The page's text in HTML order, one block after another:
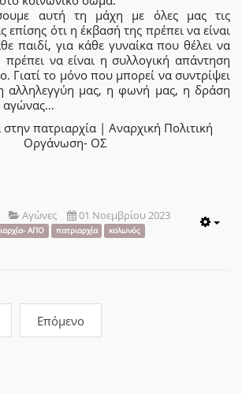
αυτή τη μάχη με όλες μας τις
επίσης ότι η έκβασή της πρέπει να είναι
παιδί, για κάθε γυναίκα που θέλει να
να είναι η συλλογική απάντηση
Γιατί το μόνο που μπορεί να συντρίψει
η αλληλεγγύη μας, η φωνή μας, η δράση
αγώνας…
πατριαρχία | Αναρχική Πολιτική
Οργάνωση- ΟΣ
Αγώνες 01 Νοεμβρίου 2023
ΑΠΟ πατριαρχία κολωνός
Επόμενο